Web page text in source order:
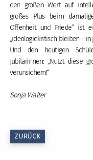
den großen Wert auf
großes Plus beim
Offenheit und Friede“ ist
„ideologiekritisch bleiben – in
Und den heutigen
Jubilarinnen: „Nutzt diese
verunsichern!“
Sonja Walter
ZURÜCK